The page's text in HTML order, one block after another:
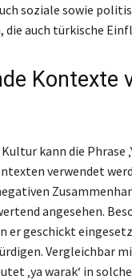
soziale sowie
auch türkische
Kontexte
kann die Phrase
verwendet
angesehen.
er geschickt
Vergleichbar
‚ya warak‘ in